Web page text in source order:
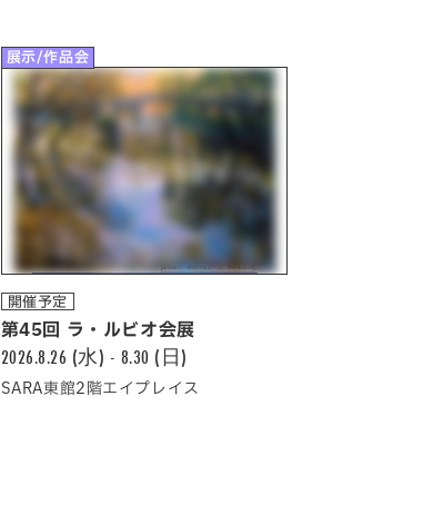
展示/作品会
開催予定
第45回 ラ・ルビオ会展
2026.8.26 (水) - 8.30 (日)
SARA東館2階エイプレイス